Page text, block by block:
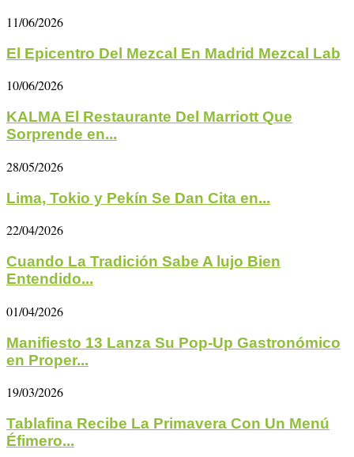
11/06/2026
El Epicentro Del Mezcal En Madrid Mezcal Lab
10/06/2026
KALMA El Restaurante Del Marriott Que
Sorprende en...
28/05/2026
Lima, Tokio y Pekín Se Dan Cita en...
22/04/2026
Cuando La Tradición Sabe A lujo Bien
Entendido...
01/04/2026
Manifiesto 13 Lanza Su Pop-Up Gastronómico
en Proper...
19/03/2026
Tablafina Recibe La Primavera Con Un Menú
Éfimero...